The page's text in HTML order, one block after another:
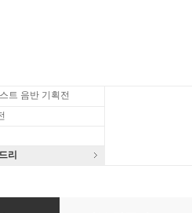
트 음반 기획전
리